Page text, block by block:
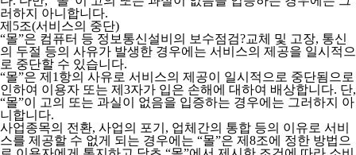
러하지 아니합니다.
제5조(서비스의 중단)
“몰”은 컴퓨터 등 정보통신설비의 보수점검?교체 및 고장, 통신
의 두절 등의 사유가 발생한 경우에는 서비스의 제공을 일시적으
로 중단할 수 있습니다.
“몰”은 제1항의 사유로 서비스의 제공이 일시적으로 중단됨으로
인하여 이용자 또는 제3자가 입은 손해에 대하여 배상합니다. 단,
“몰”이 고의 또는 과실이 없음을 입증하는 경우에는 그러하지 아
니합니다.
사업종목의 전환, 사업의 포기, 업체간의 통합 등의 이유로 서비
스를 제공할 수 없게 되는 경우에는 “몰”은 제8조에 정한 방법으